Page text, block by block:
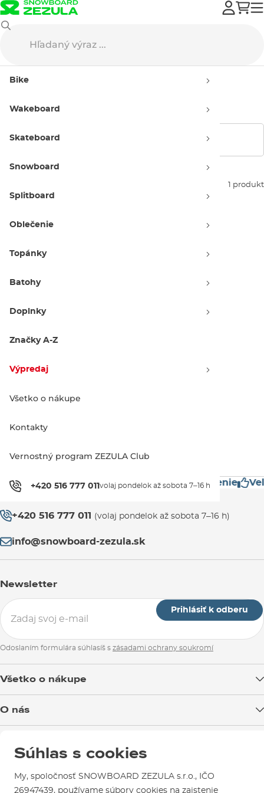
Bike
Wakeboard
Skateboard
Snowboard
Splitboard
Oblečenie
Topánky
Batohy
Doplnky
Značky A-Z
Výpredaj
Všetko o nákupe
Kontakty
Vernostný program ZEZULA Club
+420 516 777 011 volaj pondelok až sobota 7–16 h
Detské snowboard batohy
Burton
Zobraziť filtre
1 produkt
67.90 € 80.00 €
značky Mimoriadne rýchle doručenie
Zákaznícka podpora
+420 516 777 011 (volaj pondelok až sobota 7–16 h)
info@snowboard-zezula.sk
Newsletter
Prihlásiť k odberu
Odoslaním formulára súhlasíš s zásadami ochrany soukromí
Všetko o nákupe
Reklamácie
Návody na použitie a údržbu
O nás
Test the Best
Ako si vybrať vybavenie
Mapa a ako k nám
Sme overený e-shop.
Súhlas s cookies
My, spoločnosť SNOWBOARD ZEZULA s.r.o., IČO
26947439, používame súbory cookies na zaistenie